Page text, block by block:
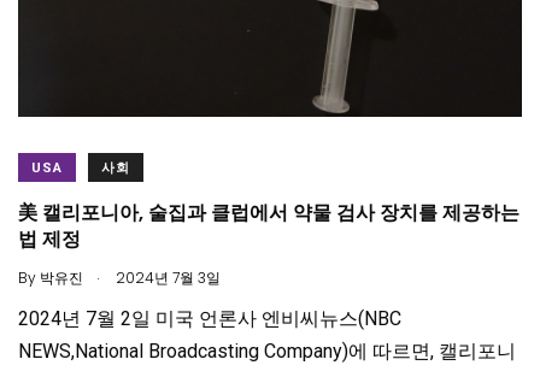
USA 사회
美 캘리포니아, 술집과 클럽에서 약물 검사 장치를 제공하는
법 제정
By 박유진 . 2024년 7월 3일
2024년 7월 2일 미국 언론사 엔비씨뉴스(NBC
NEWS,National Broadcasting Company)에 따르면, 캘리포니